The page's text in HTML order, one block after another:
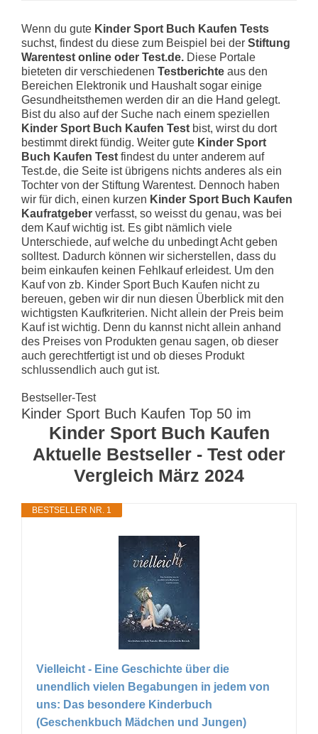
Wenn du gute Kinder Sport Buch Kaufen Tests
suchst, findest du diese zum Beispiel bei der Stiftung
Warentest online oder Test.de. Diese Portale
bieteten dir verschiedenen Testberichte aus den
Bereichen Elektronik und Haushalt sogar einige
Gesundheitsthemen werden dir an die Hand gelegt.
Bist du also auf der Suche nach einem speziellen
Kinder Sport Buch Kaufen Test bist, wirst du dort
bestimmt direkt fündig. Weiter gute Kinder Sport
Buch Kaufen Test findest du unter anderem auf
Test.de, die Seite ist übrigens nichts anderes als ein
Tochter von der Stiftung Warentest. Dennoch haben
wir für dich, einen kurzen Kinder Sport Buch Kaufen
Kaufratgeber verfasst, so weisst du genau, was bei
dem Kauf wichtig ist. Es gibt nämlich viele
Unterschiede, auf welche du unbedingt Acht geben
solltest. Dadurch können wir sicherstellen, dass du
beim einkaufen keinen Fehlkauf erleidest. Um den
Kauf von zb. Kinder Sport Buch Kaufen nicht zu
bereuen, geben wir dir nun diesen Überblick mit den
wichtigsten Kaufkriterien. Nicht allein der Preis beim
Kauf ist wichtig. Denn du kannst nicht allein anhand
des Preises von Produkten genau sagen, ob dieser
auch gerechtfertigt ist und ob dieses Produkt
schlussendlich auch gut ist.
Bestseller-Test
Kinder Sport Buch Kaufen Top 50 im
Kinder Sport Buch Kaufen
Aktuelle Bestseller - Test oder
Vergleich März 2024
BESTSELLER NR. 1
Vielleicht - Eine Geschichte über die
unendlich vielen Begabungen in jedem von
uns: Das besondere Kinderbuch
(Geschenkbuch Mädchen und Jungen)